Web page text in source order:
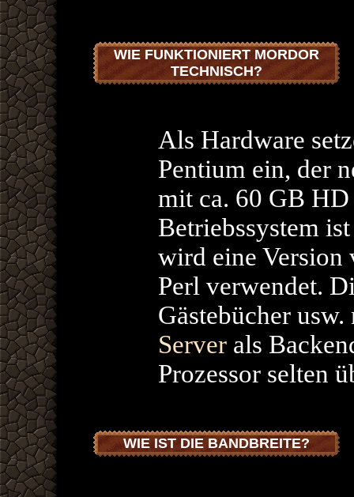
WIE FUNKTIONIERT MORDOR
TECHNISCH?
Als Hardware
Pentium ein, der
mit ca. 60 GB
Betriebssystem
wird eine Version
Perl verwendet.
Gästebücher
Serverals
Prozessor selten
WIE IST DIE BANDBREITE?